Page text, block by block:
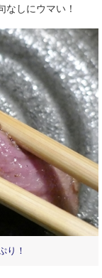
しにウマい！
り！